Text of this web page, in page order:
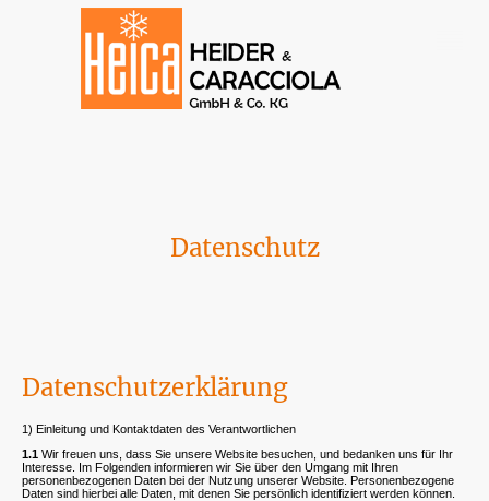
Datenschutz
Datenschutzerklärung
1) Einleitung und Kontaktdaten des Verantwortlichen
1.1 Wir freuen uns, dass Sie unsere Website besuchen, und bedanken uns für Ihr
Interesse. Im Folgenden informieren wir Sie über den Umgang mit Ihren
personenbezogenen Daten bei der Nutzung unserer Website. Personenbezogene
Daten sind hierbei alle Daten, mit denen Sie persönlich identifiziert werden können.